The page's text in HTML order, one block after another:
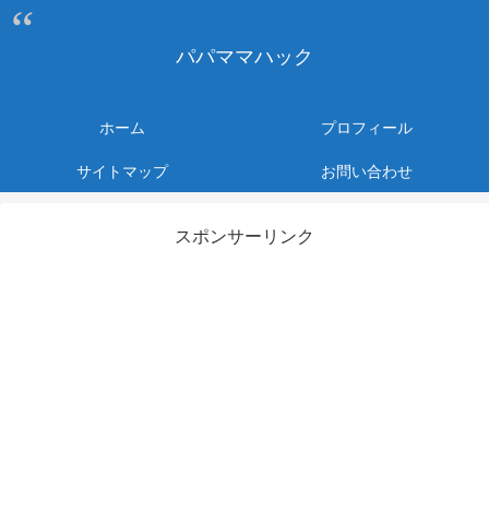
パパママハック
ホーム
プロフィール
サイトマップ
お問い合わせ
スポンサーリンク